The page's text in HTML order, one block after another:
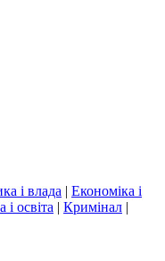
і влада | Економіка і
і освіта | Кримінал |